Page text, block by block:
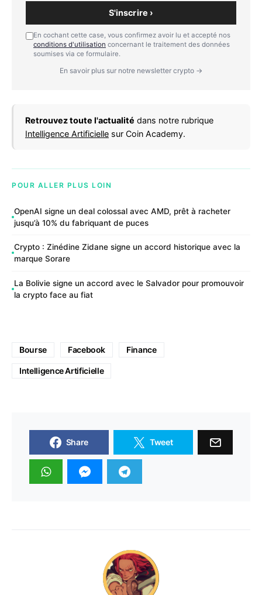
S'inscrire ›
En cochant cette case, vous confirmez avoir lu et accepté nos
conditions d'utilisation concernant le traitement des données
soumises via ce formulaire.
En savoir plus sur notre newsletter crypto →
Retrouvez toute l'actualité dans notre rubrique
Intelligence Artificielle sur Coin Academy.
POUR ALLER PLUS LOIN
OpenAI signe un deal colossal avec AMD, prêt à racheter
jusqu’à 10% du fabriquant de puces
Crypto : Zinédine Zidane signe un accord historique avec la
marque Sorare
La Bolivie signe un accord avec le Salvador pour promouvoir
la crypto face au fiat
Bourse Facebook Finance
Intelligence Artificielle
Share Tweet